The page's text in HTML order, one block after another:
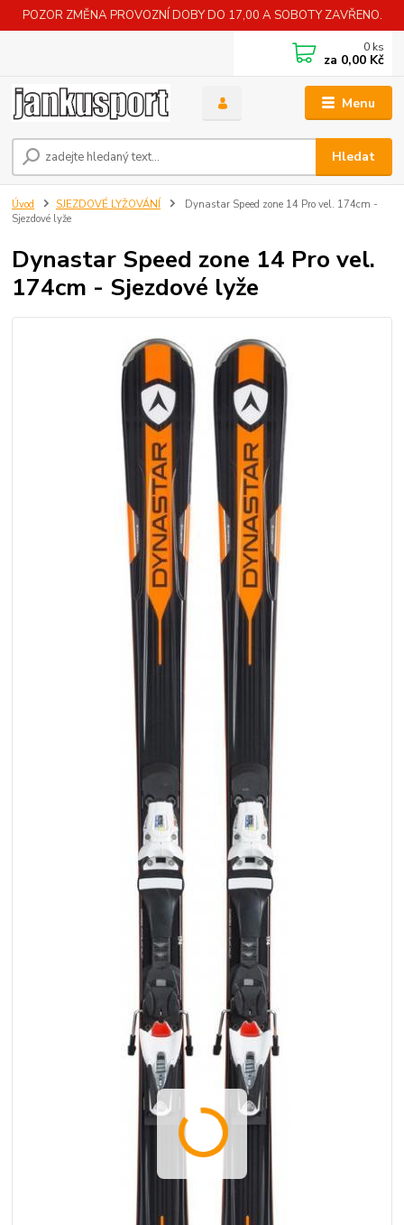
POZOR ZMĚNA PROVOZNÍ DOBY DO 17,00 A SOBOTY ZAVŘENO.
Menu
Hledat
0 ks
za 0,00 Kč
Úvod SJEZDOVÉ LYŽOVÁNÍ
Dynastar Speed zone 14 Pro vel. 174cm -
Sjezdové lyže
Dynastar Speed zone 14 Pro vel.
174cm - Sjezdové lyže